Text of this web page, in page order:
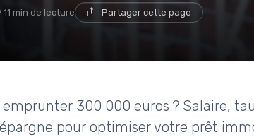
11 min de lecture Partager cette page
300 000 euros ? Salaire,
pour optimiser votre prêt